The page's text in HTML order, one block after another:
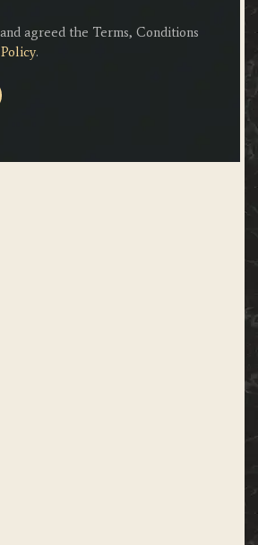
agreed the Terms, Conditions
.